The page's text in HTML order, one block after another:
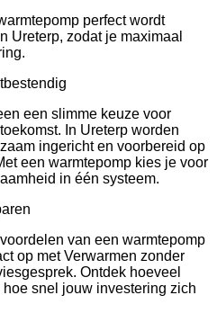
perfect wordt
Ureterp, zodat je maximaal
een slimme keuze voor
In Ureterp worden
ingericht en voorbereid op
een warmtepomp kies je voor
in één systeem.
van een warmtepomp
op met Verwarmen zonder
Ontdek hoeveel
snel jouw investering zich